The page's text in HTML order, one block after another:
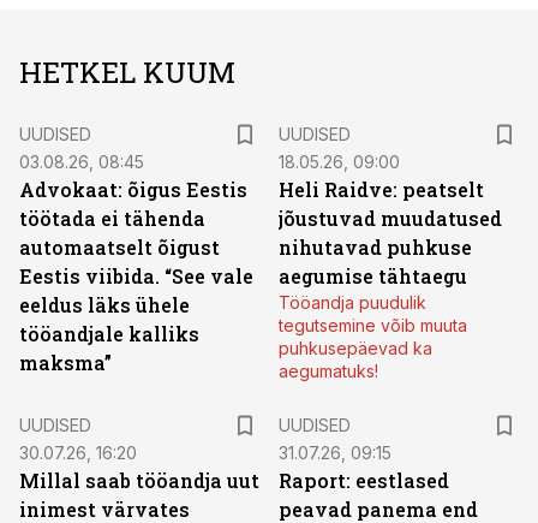
HETKEL KUUM
UUDISED
03.08.26, 08:45
Advokaat: õigus Eestis
töötada ei tähenda
automaatselt õigust
Eestis viibida. “See vale
eeldus läks ühele
tööandjale kalliks
maksma”
UUDISED
18.05.26, 09:00
Heli Raidve: peatselt
jõustuvad muudatused
nihutavad puhkuse
aegumise tähtaegu
Tööandja puudulik
tegutsemine võib muuta
puhkusepäevad ka
aegumatuks!
UUDISED
30.07.26, 16:20
Millal saab tööandja uut
inimest värvates
UUDISED
31.07.26, 09:15
Raport: eestlased
peavad panema end